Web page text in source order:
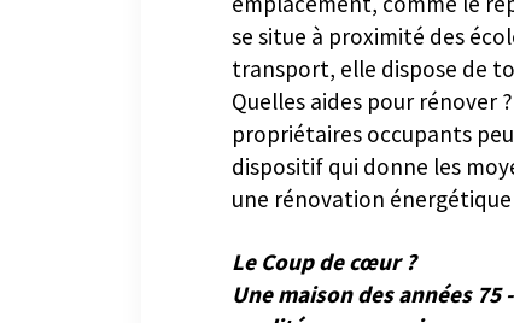
emplacement, comme le
se situe à proximité des
transport, elle dispose de
Quelles aides pour rénover
propriétaires occupants
dispositif qui donne les
une rénovation
Le Coup de cœur ?
Une maison des années